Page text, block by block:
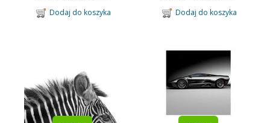
Dodaj do koszyka Dodaj do koszyka